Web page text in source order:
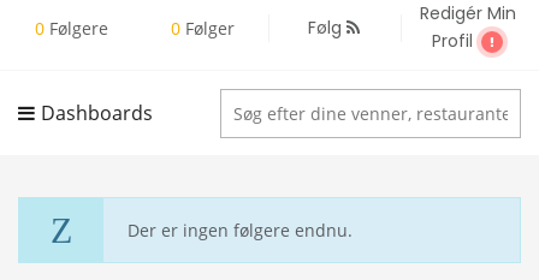
0 Følgere 0 Følger Følg
Redigér Min
Profil
Dashboards
Der er ingen følgere endnu.